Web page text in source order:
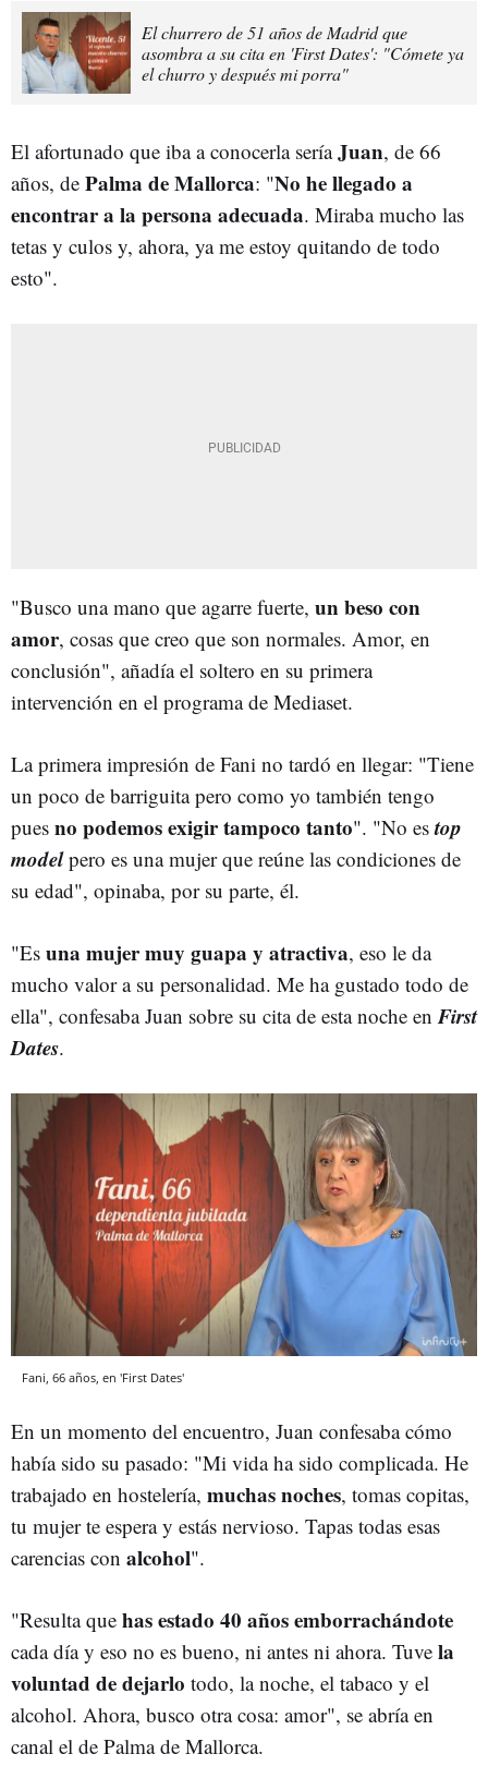
El churrero de 51 años de Madrid que
asombra a su cita en 'First Dates': "Cómete ya
el churro y después mi porra"
El afortunado que iba a conocerla seríaJuan, de 66
años, de Palma de Mallorca: "No he llegado a
encontrar a la persona adecuada. Miraba mucho las
tetas y culos y, ahora, ya me estoy quitando de todo
esto".
"Busco una mano que agarre fuerte, un beso con
amor, cosas que creo que son normales. Amor, en
conclusión", añadía el soltero en su primera
intervención en el programa de Mediaset.
La primera impresión de Fani no tardó en llegar: "Tiene
un poco de barriguita pero como yo también tengo
pues no podemos exigir tampoco tanto". "No estop
model pero es una mujer que reúne las condiciones de
su edad", opinaba, por su parte, él.
"Es una mujer muy guapa y atractiva, eso le da
mucho valor a su personalidad. Me ha gustado todo de
ella", confesaba Juan sobre su cita de esta noche en First
Dates.
Fani, 66 años, en 'First Dates'
En un momento del encuentro, Juan confesaba cómo
había sido su pasado: "Mi vida ha sido complicada. He
trabajado en hostelería, muchas noches, tomas copitas,
tu mujer te espera y estás nervioso. Tapas todas esas
carencias con alcohol".
"Resulta que has estado 40 años emborrachándote
cada día y eso no es bueno, ni antes ni ahora. Tuve la
voluntad de dejarlo todo, la noche, el tabaco y el
alcohol. Ahora, busco otra cosa: amor", se abría en
canal el de Palma de Mallorca.